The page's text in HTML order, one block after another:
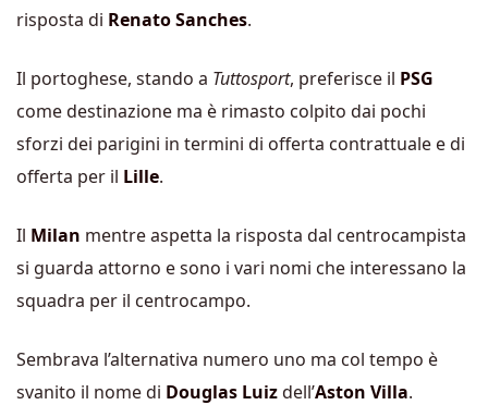
risposta di Renato Sanches.
Il portoghese, stando a Tuttosport, preferisce il PSG
come destinazione ma è rimasto colpito dai pochi
sforzi dei parigini in termini di offerta contrattuale e di
offerta per il Lille.
Il Milan mentre aspetta la risposta dal centrocampista
si guarda attorno e sono i vari nomi che interessano la
squadra per il centrocampo.
Sembrava l’alternativa numero uno ma col tempo è
svanito il nome di Douglas Luizdell’Aston Villa.